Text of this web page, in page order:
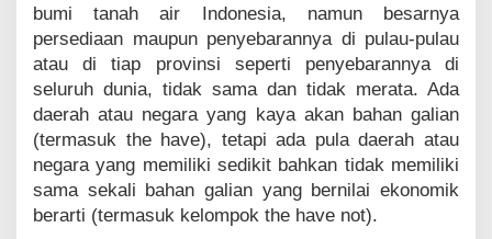
bumi tanah air Indonesia, namun besarnya
persediaan maupun penyebarannya di pulau-pulau
atau di tiap provinsi seperti penyebarannya di
seluruh dunia, tidak sama dan tidak merata. Ada
daerah atau negara yang kaya akan bahan galian
(termasuk the have), tetapi ada pula daerah atau
negara yang memiliki sedikit bahkan tidak memiliki
sama sekali bahan galian yang bernilai ekonomik
berarti (termasuk kelompok the have not).